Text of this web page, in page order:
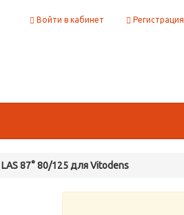
Войти в кабинет Регистрация
87° 80/125 для Vitodens